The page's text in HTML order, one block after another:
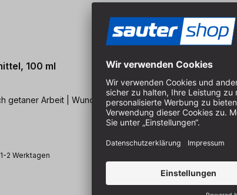
100 ml
getaner Arbeit | Wundnachbehandlung | Arzneimittelqualität
2 Werktagen